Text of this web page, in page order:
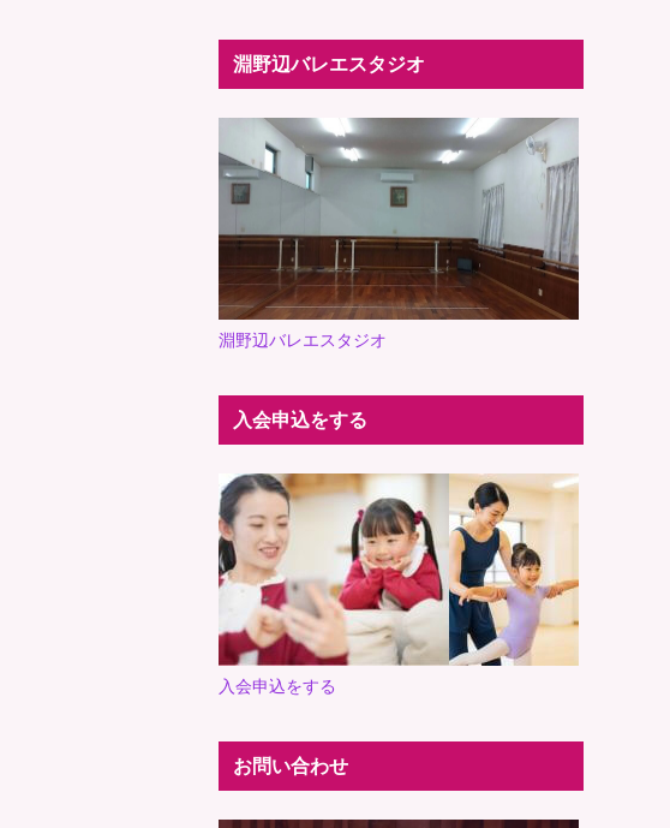
淵野辺バレエスタジオ
淵野辺バレエスタジオ
入会申込をする
入会申込をする
お問い合わせ